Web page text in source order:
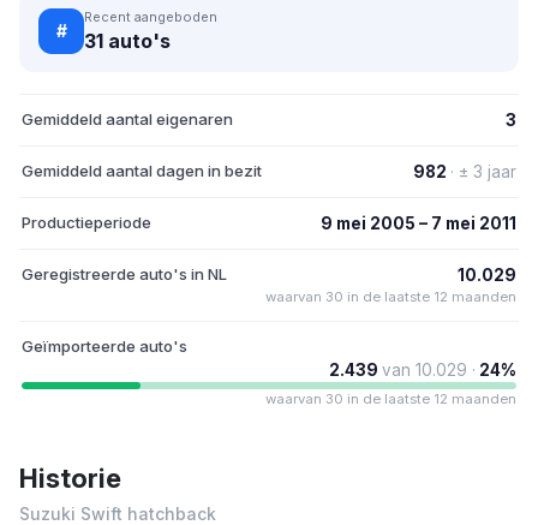
#
Recent aangeboden
31 auto's
Gemiddeld aantal eigenaren 3
Gemiddeld aantal dagen in bezit 982 · ± 3 jaar
Productieperiode 9 mei 2005 – 7 mei 2011
Geregistreerde auto's in NL 10.029
waarvan 30 in de laatste 12 maanden
Geïmporteerde auto's
2.439 van 10.029 · 24%
waarvan 30 in de laatste 12 maanden
Historie
Suzuki Swift hatchback